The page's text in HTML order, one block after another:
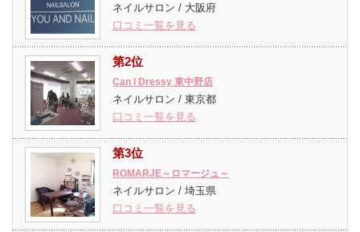
ネイルサロン / 大阪府
口コミ一覧を見る
第2位
Can I Dressy 東中野店
ネイルサロン / 東京都
口コミ一覧を見る
第3位
ROMARJE～ロマージュ～
ネイルサロン / 埼玉県
口コミ一覧を見る